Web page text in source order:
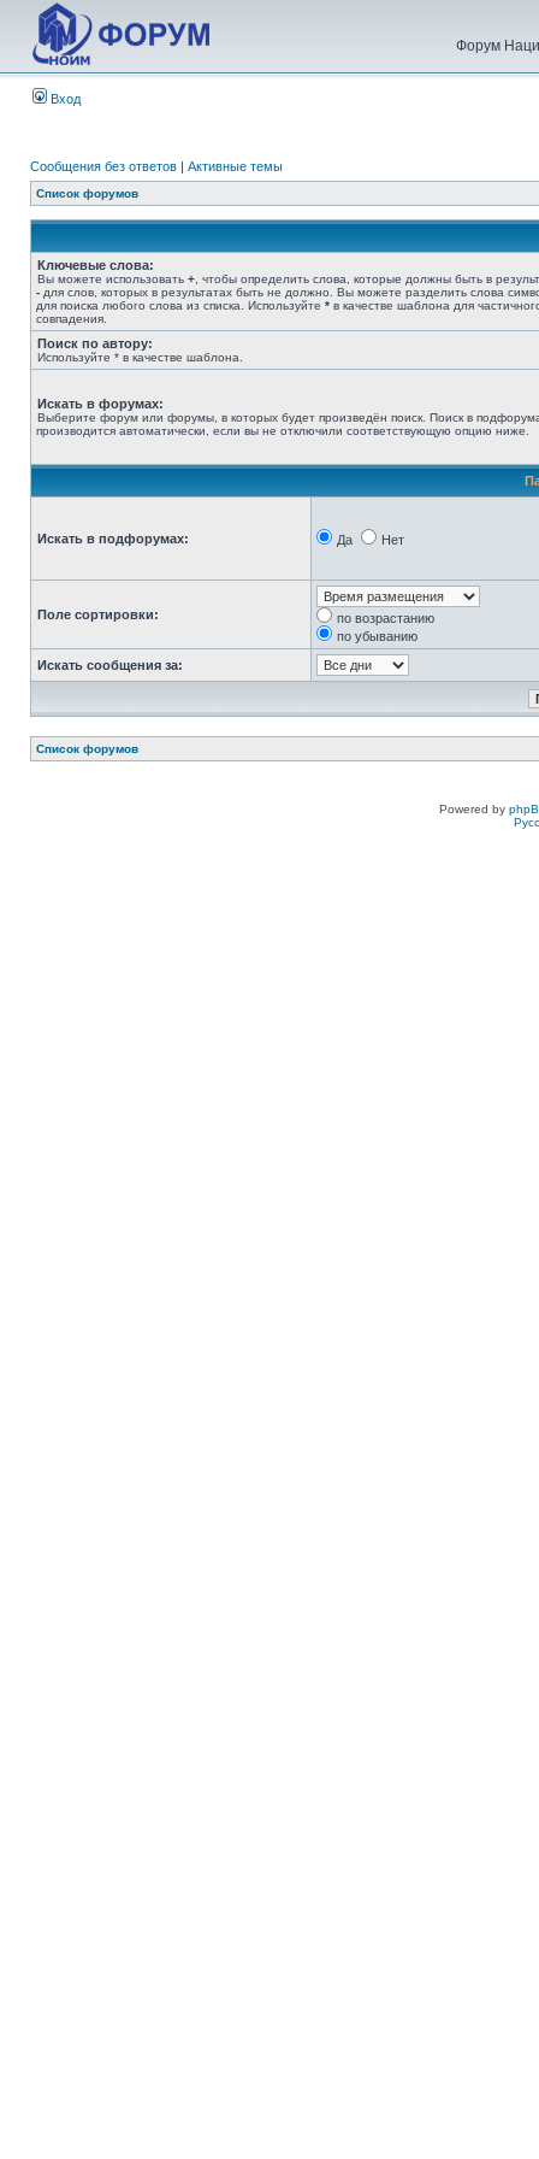
Форум
Вход
Сообщения без ответов | Активные темы
Список форумов
Ключевые слова:
Вы можете использовать + , чтобы определить слова, которые должны быть в
- для слов, которых в результатах быть не должно. Вы можете разделить слова
для поиска любого слова из списка. Используйте * в качестве шаблона для
совпадения.
Поиск по автору:
Используйте * в качестве шаблона.
Искать в форумах:
Выберите форум или форумы, в которых будет произведён поиск. Поиск в
производится автоматически, если вы не отключили соответствующую опцию ниже.
Искать в подфорумах: Да Нет
Поле сортировки:
по возрастанию
по убыванию
Искать сообщения за:
Список форумов
Powered by